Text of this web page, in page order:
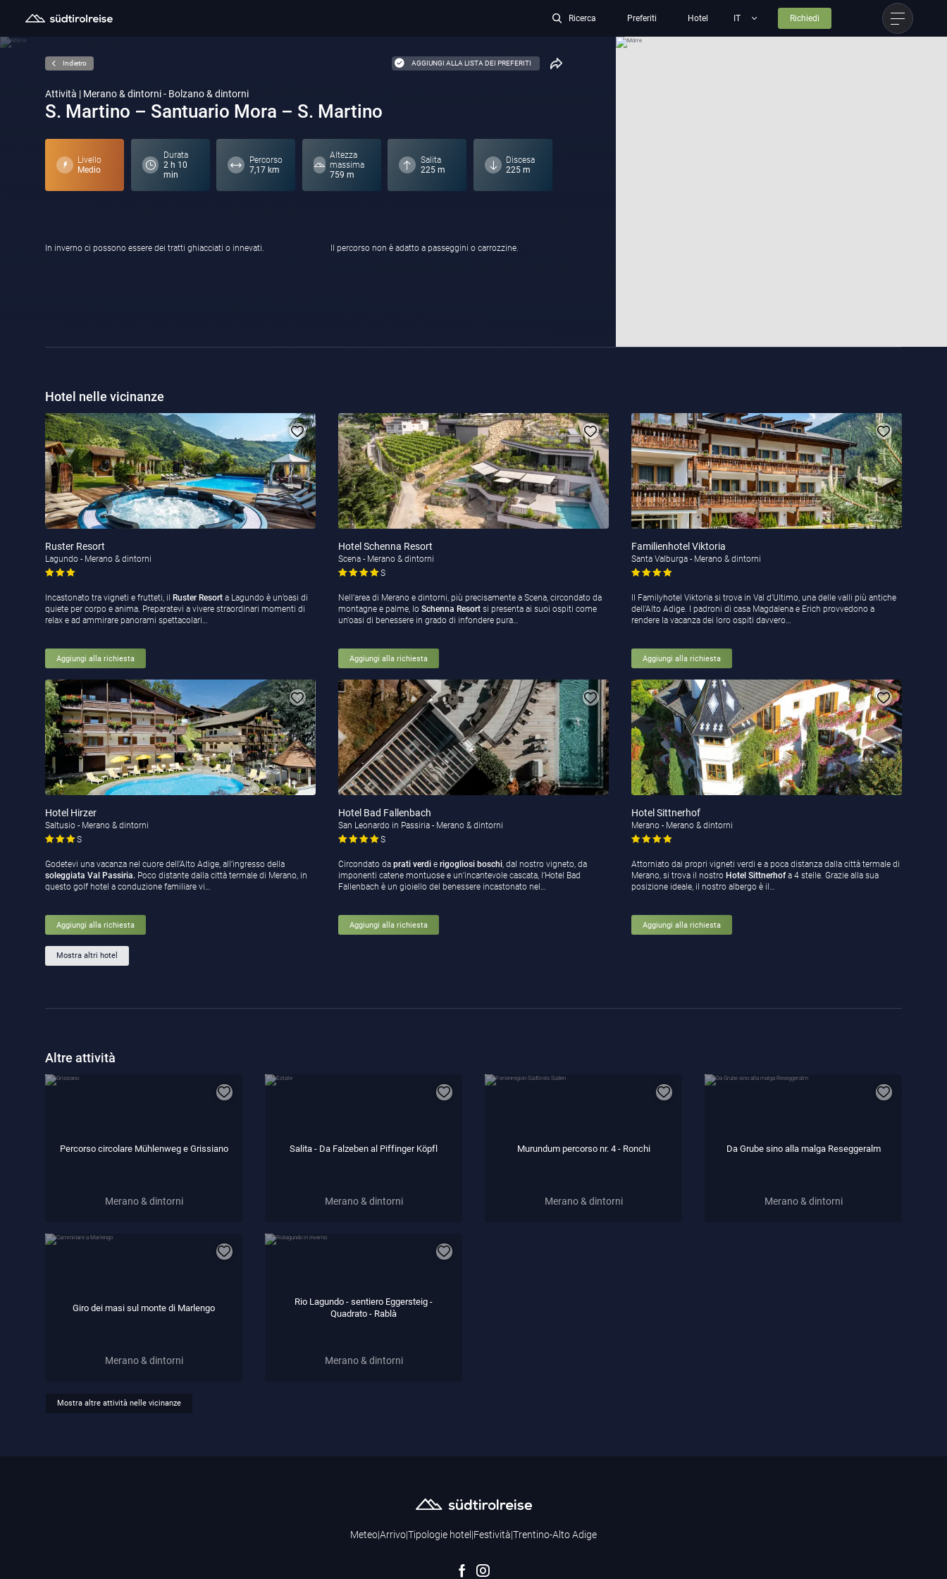
Ricerca Preferiti Hotel Richiedi
AGGIUNGI ALLA LISTA DEI PREFERITI
Indietro
Attività | Merano & dintorni - Bolzano & dintorni
S. Martino – Santuario Mora – S. Martino
Livello
Medio
Durata
2 h 10
min
Percorso
7,17 km
Altezza
massima
759 m
Salita
225 m
Discesa
225 m
In inverno ci possono essere dei tratti ghiacciati o innevati. Il percorso non è adatto a passeggini o carrozzine.
Hotel nelle vicinanze
Ruster Resort
Lagundo - Merano & dintorni
Incastonato tra vigneti e frutteti, il Ruster Resort a Lagundo è un’oasi di
quiete per corpo e anima. Preparatevi a vivere straordinari momenti di
relax e ad ammirare panorami spettacolari…
Aggiungi alla richiesta
Hotel Schenna Resort
Scena - Merano & dintorni
S
Nell’area di Merano e dintorni, più precisamente a Scena, circondato da
montagne e palme, loSchenna Resortsi presenta ai suoi ospiti come
un'oasi di benessere in grado di infondere pura…
Aggiungi alla richiesta
Familienhotel Viktoria
Santa Valburga - Merano & dintorni
Il Familyhotel Viktoria si trova in Val d’Ultimo, una delle valli più antiche
dell’Alto Adige. I padroni di casa Magdalena e Erich provvedono a
rendere la vacanza dei loro ospiti davvero…
Aggiungi alla richiesta
Hotel Hirzer
Saltusio - Merano & dintorni
S
Godetevi una vacanza nel cuore dell’Alto Adige, all’ingresso della
soleggiata Val Passiria. Poco distante dalla città termale di Merano, in
questo golf hotel a conduzione familiare vi…
Aggiungi alla richiesta
Hotel Bad Fallenbach
San Leonardo in Passiria - Merano & dintorni
S
Circondato da prati verdie rigogliosi boschi, dal nostro vigneto, da
imponenti catene montuose e un’incantevole cascata, l’Hotel Bad
Fallenbach è un gioiello del benessere incastonato nel…
Aggiungi alla richiesta
Hotel Sittnerhof
Merano - Merano & dintorni
Attorniato dai propri vigneti verdi e a poca distanza dalla città termale di
Merano, si trova il nostroHotel Sittnerhofa 4 stelle. Grazie alla sua
posizione ideale, il nostro albergo è il…
Aggiungi alla richiesta
Mostra altri hotel
Altre attività
Percorso circolare Mühlenweg e Grissiano
Merano & dintorni
Salita - Da Falzeben al Piffinger Köpfl
Merano & dintorni
Murundum percorso nr. 4 - Ronchi
Merano & dintorni
Da Grube sino alla malga Reseggeralm
Merano & dintorni
Giro dei masi sul monte di Marlengo
Merano & dintorni
Rio Lagundo - sentiero Eggersteig -
Quadrato - Rablà
Merano & dintorni
Mostra altre attività nelle vicinanze
Meteo|Arrivo|Tipologie hotel |Festività|Trentino-Alto Adige